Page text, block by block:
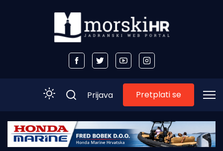
Početna
Prijava Pretplati se